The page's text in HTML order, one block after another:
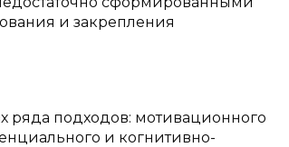
и закрепления
ряда подходов: мотивационного
и когнитивно-